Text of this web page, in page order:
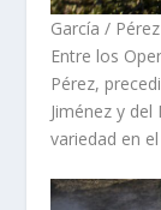
García /
Entre los
Pérez,
Jiménez y
variedad en